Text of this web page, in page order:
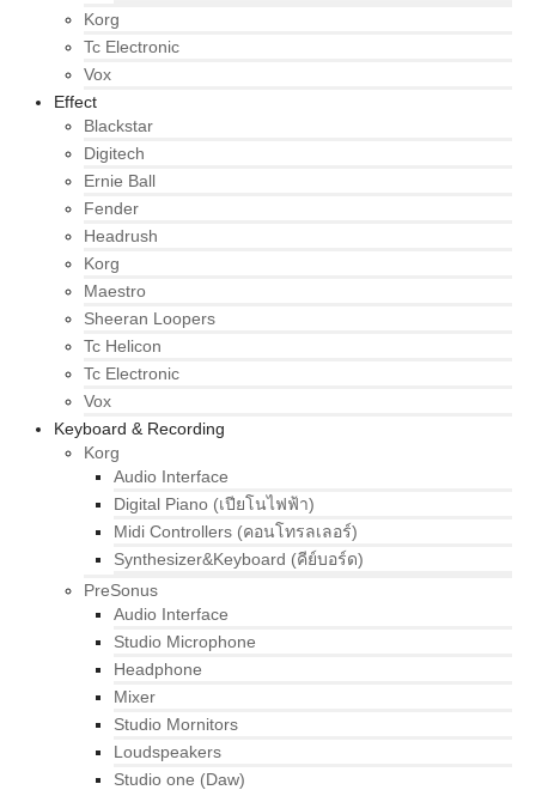
Korg
Tc Electronic
Vox
Effect
Blackstar
Digitech
Ernie Ball
Fender
Headrush
Korg
Maestro
Sheeran Loopers
Tc Helicon
Tc Electronic
Vox
Keyboard & Recording
Korg
Audio Interface
Digital Piano (เปียโนไฟฟ้า)
Midi Controllers (คอนโทรลเลอร์)
Synthesizer&Keyboard (คีย์บอร์ด)
PreSonus
Audio Interface
Studio Microphone
Headphone
Mixer
Studio Mornitors
Loudspeakers
Studio one (Daw)